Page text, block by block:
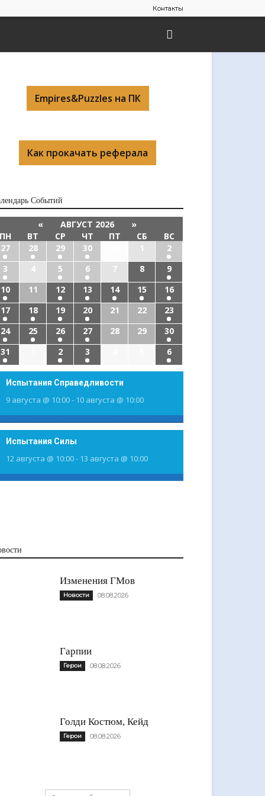
Контакты
Empires&Puzzles на ПК
Как прокачать реферала
Cобытий
« АВГУСТ 2026
»
ПН
ВТ СР ЧТ ПТ СБ
ВС
27
28 29 30 1
2
3
4 5 6 7 8
9
10
11 12 13 14 15
16
17
18 19 20 21 22
23
24
25 26 27 28 29
30
31
2 3 6
Испытания Справедливости
9 августа @ 10:00- 10 августа @ 10:00
Испытания Силы
12 августа @ 10:00- 13 августа @ 10:00
Изменения ГМов
Новости 08.08.2026
Гарпии
Герои 08.08.2026
Голди Костюм, Кейд
Герои 08.08.2026